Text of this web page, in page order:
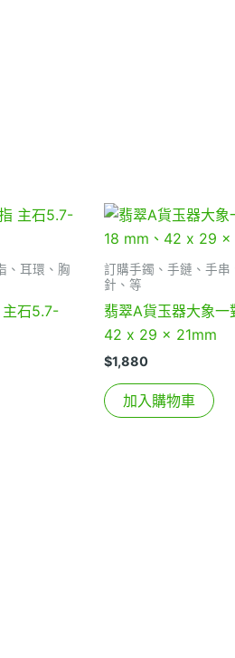
、耳環、胸
主石5.7-
訂購手鐲、手鏈、手
針、等
翡翠A貨玉器大象
42 x 29 x 21mm
$1,880
加入購物車